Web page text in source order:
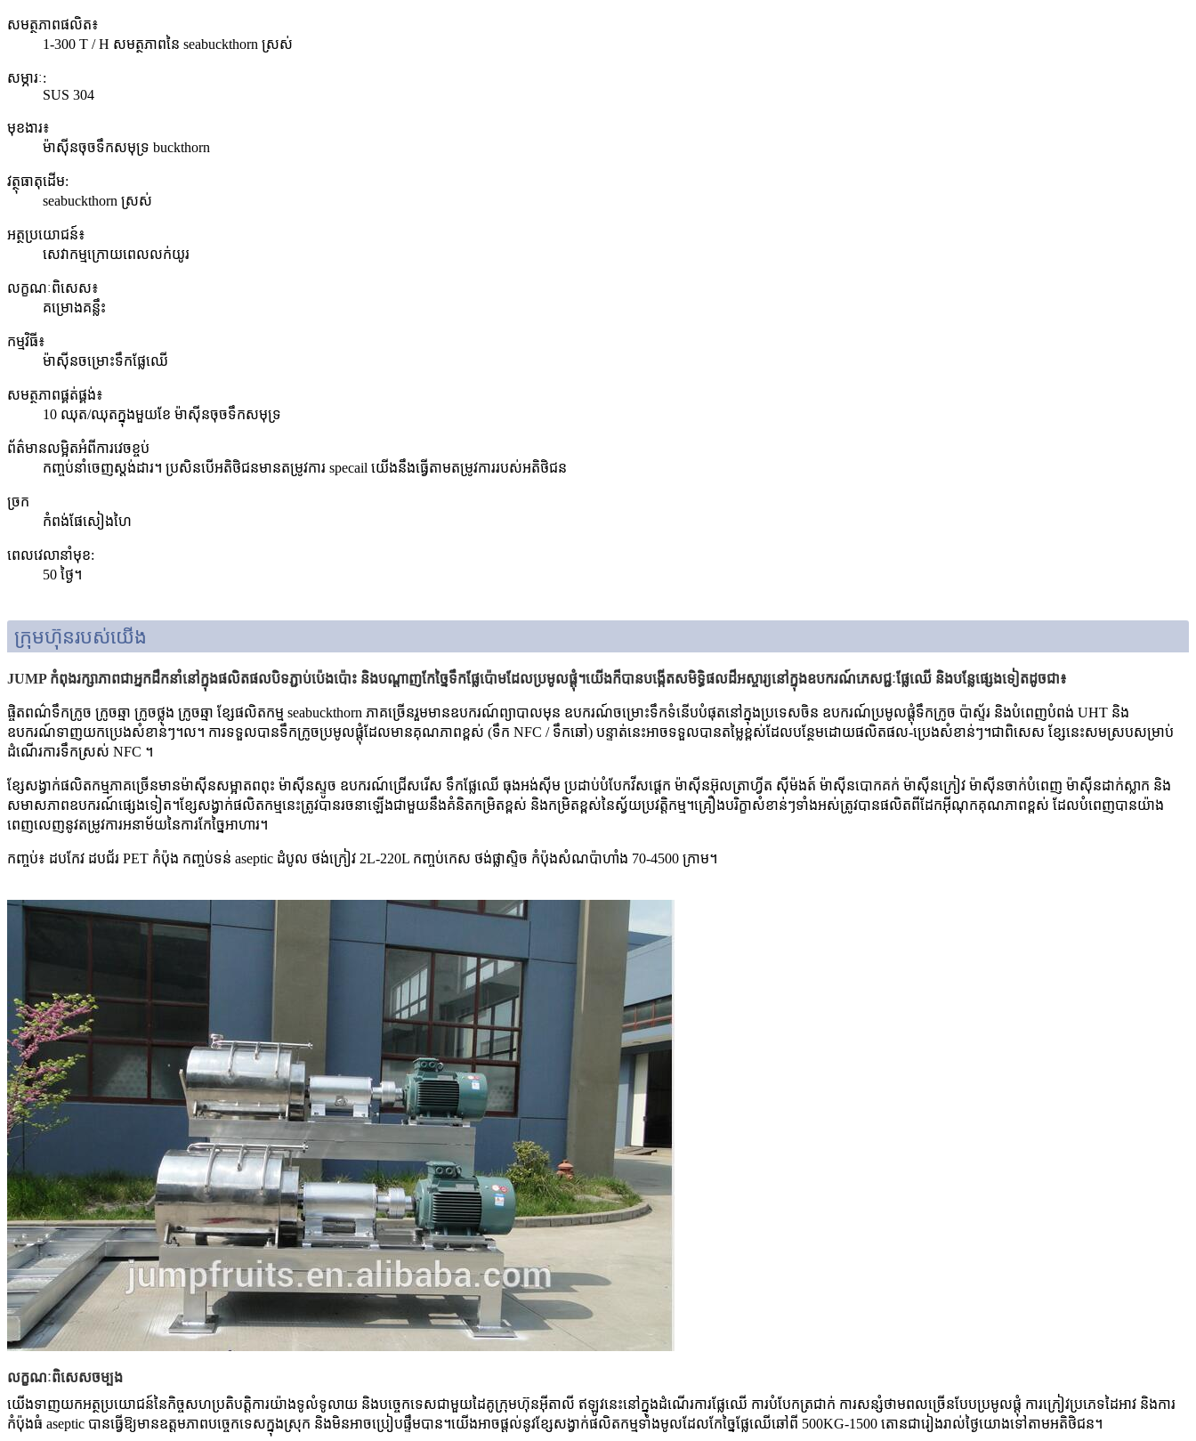
សមត្ថភាពផលិត៖
1-300 T / H សមត្ថភាពនៃ seabuckthorn ស្រស់
សម្ភារៈ:
SUS 304
មុខងារ៖
ម៉ាស៊ីនចុចទឹកសមុទ្រ buckthorn
វត្ថុធាតុដើម:
seabuckthorn ស្រស់
អត្ថប្រយោជន៍៖
សេវាកម្មក្រោយពេលលក់យូរ
លក្ខណៈពិសេស៖
គម្រោងគន្លឹះ
កម្មវិធី៖
ម៉ាស៊ីនចម្រោះទឹកផ្លែឈើ
សមត្ថភាពផ្គត់ផ្គង់៖
10 ឈុត/ឈុតក្នុងមួយខែ ម៉ាស៊ីនចុចទឹកសមុទ្រ
ព័ត៌មានលម្អិតអំពីការវេចខ្ចប់
កញ្ចប់នាំចេញស្តង់ដារ។ ប្រសិនបើអតិថិជនមានតម្រូវការ specail យើងនឹងធ្វើតាមតម្រូវការរបស់អតិថិជន
ច្រក
កំពង់ផែសៀងហៃ
ពេល​វេលា​នាំ​មុខ:
50 ថ្ងៃ។
ក្រុមហ៊ុន​របស់​យើង
JUMP កំពុងរក្សាភាពជាអ្នកដឹកនាំនៅក្នុងផលិតផលបិទភ្ជាប់ប៉េងប៉ោះ និងបណ្តាញកែច្នៃទឹកផ្លែប៉ោមដែលប្រមូលផ្តុំ។យើងក៏បានបង្កើតសមិទ្ធិផលដ៏អស្ចារ្យនៅក្នុងឧបករណ៍ភេសជ្ជៈផ្លែឈើ និងបន្លែផ្សេងទៀតដូចជា៖
ផ្ចិតពណ៌ទឹកក្រូច ក្រូចឆ្មា ក្រូចថ្លុង ក្រូចឆ្មា ខ្សែផលិតកម្ម seabuckthorn ភាគច្រើនរួមមានឧបករណ៍ព្យាបាលមុន ឧបករណ៍ចម្រោះទឹកទំនើបបំផុតនៅក្នុងប្រទេសចិន ឧបករណ៍ប្រមូលផ្តុំទឹកក្រូច ប៉ាស្ទ័រ និងបំពេញបំពង់ UHT និង
ឧបករណ៍ទាញយកប្រេងសំខាន់ៗ។ល។ ការទទួលបានទឹកក្រូចប្រមូលផ្តុំដែលមានគុណភាពខ្ពស់ (ទឹក NFC / ទឹកឆៅ) បន្ទាត់នេះអាចទទួលបានតម្លៃខ្ពស់ដែលបន្ថែមដោយផលិតផល-ប្រេងសំខាន់ៗ។ជាពិសេស ខ្សែនេះសមស្របសម្រាប់
ដំណើរការទឹកស្រស់ NFC ។
ខ្សែសង្វាក់ផលិតកម្មភាគច្រើនមានម៉ាស៊ីនសម្អាតពពុះ ម៉ាស៊ីនស្ទូច ឧបករណ៍ជ្រើសរើស ទឹកផ្លែឈើ ធុងអង់ស៊ីម ប្រដាប់បំបែកវីសផ្តេក ម៉ាស៊ីនអ៊ុលត្រាហ្វីត ស៊ីម៉ងត៍ ម៉ាស៊ីនបោកគក់ ម៉ាស៊ីនក្រៀវ ម៉ាស៊ីនចាក់បំពេញ ម៉ាស៊ីនដាក់ស្លាក និង
សមាសភាពឧបករណ៍ផ្សេងទៀត។ខ្សែសង្វាក់ផលិតកម្មនេះត្រូវបានរចនាឡើងជាមួយនឹងគំនិតកម្រិតខ្ពស់ និងកម្រិតខ្ពស់នៃស្វ័យប្រវត្តិកម្ម។គ្រឿងបរិក្ខាសំខាន់ៗទាំងអស់ត្រូវបានផលិតពីដែកអ៊ីណុកគុណភាពខ្ពស់ ដែលបំពេញបានយ៉ាង
ពេញលេញនូវតម្រូវការអនាម័យនៃការកែច្នៃអាហារ។
កញ្ចប់៖ ដបកែវ ដបជ័រ PET កំប៉ុង កញ្ចប់ទន់ aseptic ដំបូល ថង់ក្រៀវ 2L-220L កញ្ចប់កេស ថង់ផ្លាស្ទិច កំប៉ុងសំណប៉ាហាំង 70-4500 ក្រាម។
លក្ខណៈ​ពិសេស​ចម្បង
យើងទាញយកអត្ថប្រយោជន៍នៃកិច្ចសហប្រតិបត្តិការយ៉ាងទូលំទូលាយ និងបច្ចេកទេសជាមួយដៃគូក្រុមហ៊ុនអ៊ីតាលី ឥឡូវនេះនៅក្នុងដំណើរការផ្លែឈើ ការបំបែកត្រជាក់ ការសន្សំថាមពលច្រើនបែបប្រមូលផ្តុំ ការក្រៀវប្រភេទដៃអាវ និងការ
កំប៉ុងធំ aseptic បានធ្វើឱ្យមានឧត្តមភាពបច្ចេកទេសក្នុងស្រុក និងមិនអាចប្រៀបផ្ទឹមបាន។យើងអាចផ្តល់នូវខ្សែសង្វាក់ផលិតកម្មទាំងមូលដែលកែច្នៃផ្លែឈើឆៅពី 500KG-1500 តោនជារៀងរាល់ថ្ងៃយោងទៅតាមអតិថិជន។